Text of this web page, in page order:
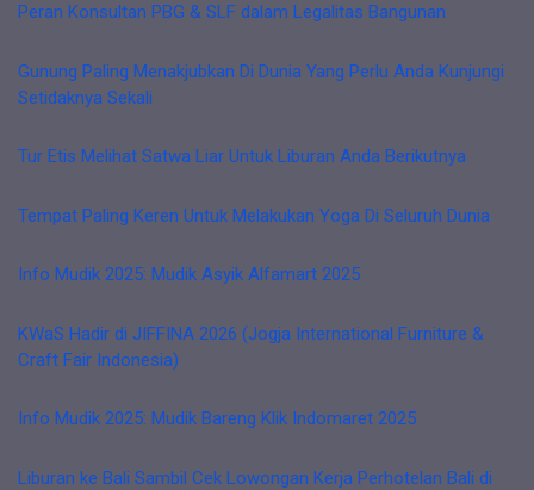
Peran Konsultan PBG & SLF dalam Legalitas Bangunan
Gunung Paling Menakjubkan Di Dunia Yang Perlu Anda Kunjungi
Setidaknya Sekali
Tur Etis Melihat Satwa Liar Untuk Liburan Anda Berikutnya
Tempat Paling Keren Untuk Melakukan Yoga Di Seluruh Dunia
Info Mudik 2025: Mudik Asyik Alfamart 2025
KWaS Hadir di JIFFINA 2026 (Jogja International Furniture &
Craft Fair Indonesia)
Info Mudik 2025: Mudik Bareng Klik Indomaret 2025
Liburan ke Bali Sambil Cek Lowongan Kerja Perhotelan Bali di